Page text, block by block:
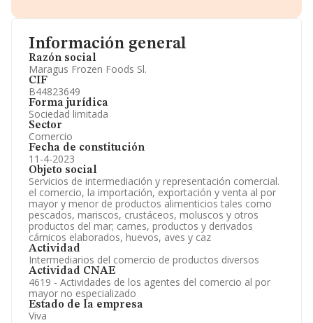
Información general
Razón social
Maragus Frozen Foods Sl.
CIF
B44823649
Forma jurídica
Sociedad limitada
Sector
Comercio
Fecha de constitución
11-4-2023
Objeto social
Servicios de intermediación y representación comercial.
el comercio, la importación, exportación y venta al por
mayor y menor de productos alimenticios tales como
pescados, mariscos, crustáceos, moluscos y otros
productos del mar; carnes, productos y derivados
cárnicos elaborados, huevos, aves y caz
Actividad
Intermediarios del comercio de productos diversos
Actividad CNAE
4619 - Actividades de los agentes del comercio al por
mayor no especializado
Estado de la empresa
Viva
Información oficial y registral complementaria.